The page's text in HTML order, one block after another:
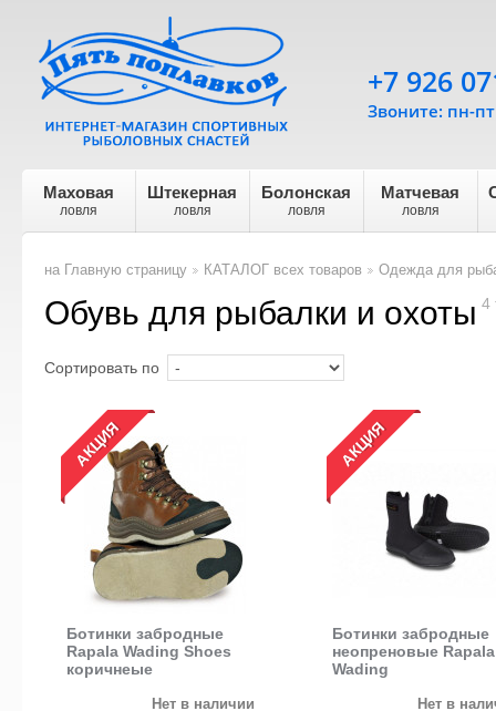
Маховая
ловля
Штекерная
ловля
Болонская
ловля
Матчевая
ловля
+7 926
Звоните: пн-
на Главную страницу
КАТАЛОГ всех товаров
Одежда для
Обувь для рыбалки и охоты 4
Сортировать по
АКЦИЯ
Ботинки забродные
Rapala Wading Shoes
коричнеые
Нет в наличии
АКЦИЯ
Ботинки забродные
неопреновые
Wading
Нет в